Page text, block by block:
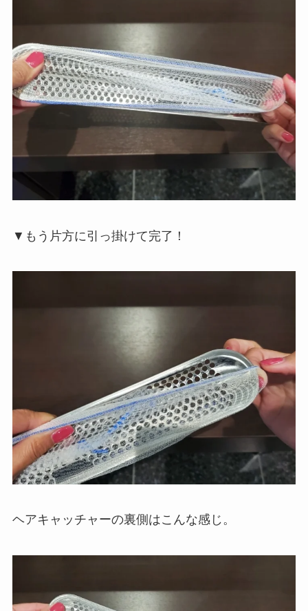
▼もう片方に引っ掛けて完了！
ヘアキャッチャーの裏側はこんな感じ。